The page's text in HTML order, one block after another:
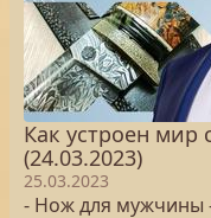
Как устроен
(24.03.2023)
25.03.2023
- Нож для мужчины